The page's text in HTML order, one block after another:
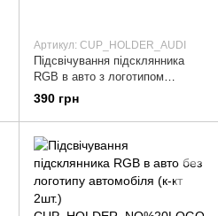
Артикул: CUP_HOLDER_AUDI
Підсвічування підсклянника
RGB в авто з логотипом
автомобіля AUDI (к-кт 2 шт.)
390 грн